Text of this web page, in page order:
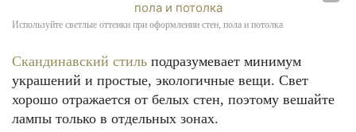
Используйте светлые оттенки при оформлении стен, пола и потолка
Скандинавский стиль подразумевает минимум
украшений и простые, экологичные вещи. Свет
хорошо отражается от белых стен, поэтому вешайте
лампы только в отдельных зонах.